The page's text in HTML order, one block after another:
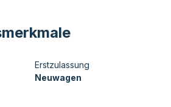
Erstzulassung
Neuwagen